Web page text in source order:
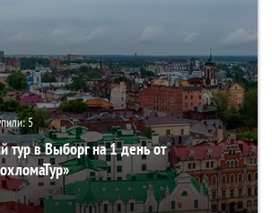
5
тур в Выборг на 1 день от